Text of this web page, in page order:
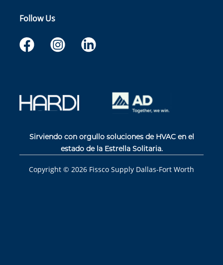
Follow Us
Sirviendo con orgullo soluciones de HVAC en el
estado de la Estrella Solitaria.
Copyright © 2026 Fissco Supply Dallas-Fort Worth